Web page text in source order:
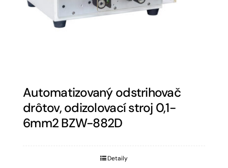
Automatizovaný odstrihovač
drôtov, odizolovací stroj 0,1-
6mm2 BZW-882D
Detaily